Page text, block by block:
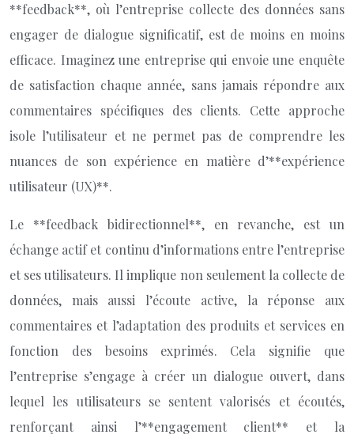
**feedback**, où l’entreprise collecte des données sans
engager de dialogue significatif, est de moins en moins
efficace. Imaginez une entreprise qui envoie une enquête
de satisfaction chaque année, sans jamais répondre aux
commentaires spécifiques des clients. Cette approche
isole l’utilisateur et ne permet pas de comprendre les
nuances de son expérience en matière d’**expérience
utilisateur (UX)**.
Le **feedback bidirectionnel**, en revanche, est un
échange actif et continu d’informations entre l’entreprise
et ses utilisateurs. Il implique non seulement la collecte de
données, mais aussi l’écoute active, la réponse aux
commentaires et l’adaptation des produits et services en
fonction des besoins exprimés. Cela signifie que
l’entreprise s’engage à créer un dialogue ouvert, dans
lequel les utilisateurs se sentent valorisés et écoutés,
renforçant ainsi l’**engagement client** et la